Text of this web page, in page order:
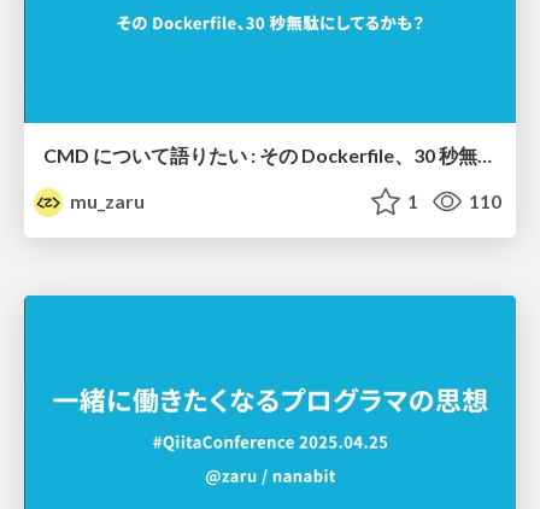
CMD について語りたい : その Dockerfile、30 秒無駄にしてるかも？
mu_zaru
1 110